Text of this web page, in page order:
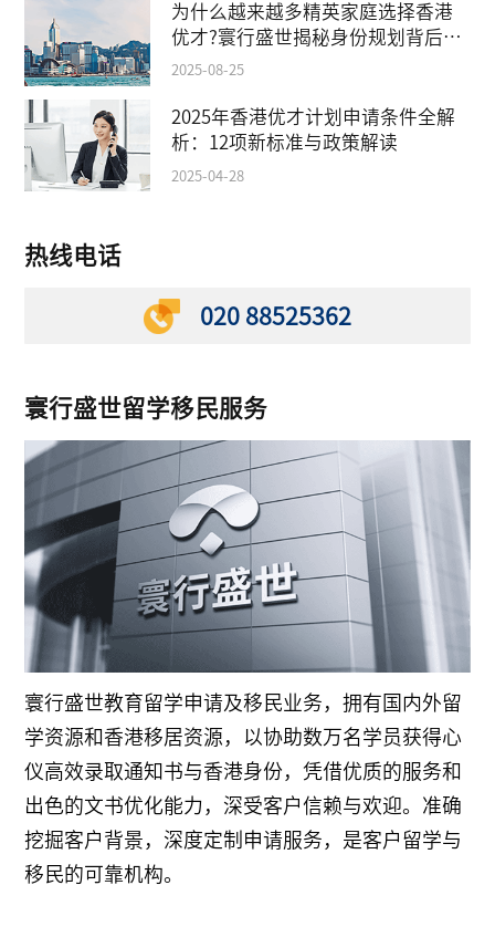
为什么越来越多精英家庭选择香港
优才?寰行盛世揭秘身份规划背后的
教育红利
2025-08-25
2025年香港优才计划申请条件全解
析：12项新标准与政策解读
2025-04-28
热线电话
020 88525362
寰行盛世留学移民服务
寰行盛世教育留学申请及移民业务，拥有国内外留
学资源和香港移居资源，以协助数万名学员获得心
仪高效录取通知书与香港身份，凭借优质的服务和
出色的文书优化能力，深受客户信赖与欢迎。准确
挖掘客户背景，深度定制申请服务，是客户留学与
移民的可靠机构。